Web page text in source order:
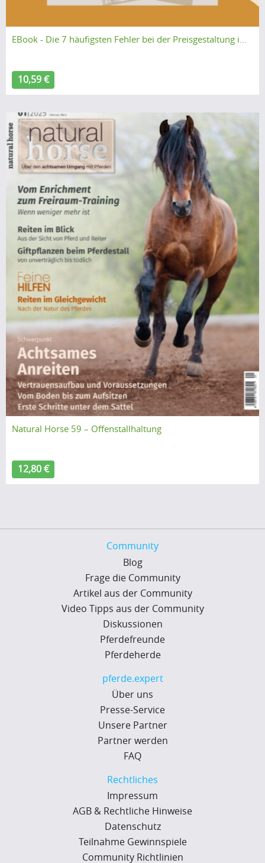
EBook - Die 7 häufigsten Fehler bei der Preisgestaltung i...
10,59 €
Natural Horse 59 – Offenstallhaltung
12,80 €
Community
Blog
Frage die Community
Artikel aus der Community
Video Tipps aus der Community
Diskussionen
Pferdefreunde
Pferdeherde
pferde.expert
Über uns
Presse-Service
Unsere Partner
Partner werden
FAQ
Rechtliches
Impressum
AGB & Rechtliche Hinweise
Datenschutz
Teilnahme Gewinnspiele
Community Richtlinien